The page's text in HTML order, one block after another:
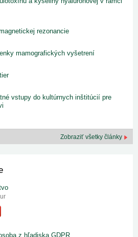
rezonancie
mamografických vyšetrení
vstupy do kultúrnych inštitúcií pre
Zobraziť všetky články
z hľadiska GDPR